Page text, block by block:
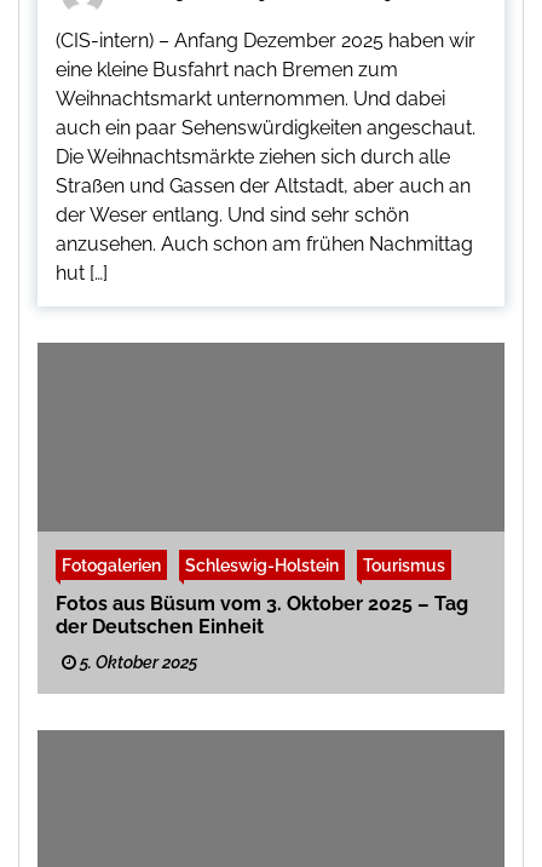
(CIS-intern) – Anfang Dezember 2025 haben wir
eine kleine Busfahrt nach Bremen zum
Weihnachtsmarkt unternommen. Und dabei
auch ein paar Sehenswürdigkeiten angeschaut.
Die Weihnachtsmärkte ziehen sich durch alle
Straßen und Gassen der Altstadt, aber auch an
der Weser entlang. Und sind sehr schön
anzusehen. Auch schon am frühen Nachmittag
hut […]
Fotogalerien Schleswig-Holstein Tourismus
Fotos aus Büsum vom 3. Oktober 2025 – Tag
der Deutschen Einheit
5. Oktober 2025